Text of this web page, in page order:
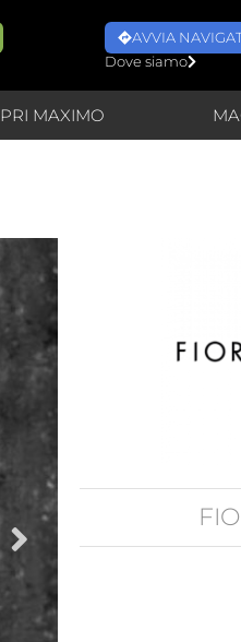
AVVIA
Dove siamo
MAXIMO